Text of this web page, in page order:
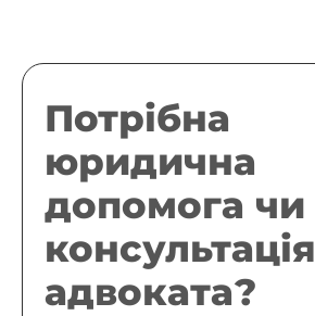
Потрібна
юридична
допомога чи
консультація
адвоката?